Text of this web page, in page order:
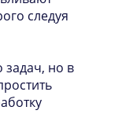
следуя
задач, но в